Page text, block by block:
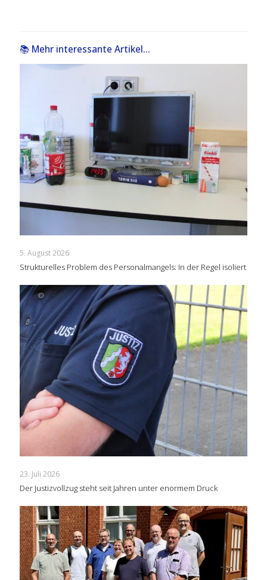
📚 Mehr interessante Artikel...
5. August 2026
Strukturelles Problem des Personalmangels: In der Regel isoliert
23. Juli 2026
Der Justizvollzug steht seit Jahren unter enormem Druck